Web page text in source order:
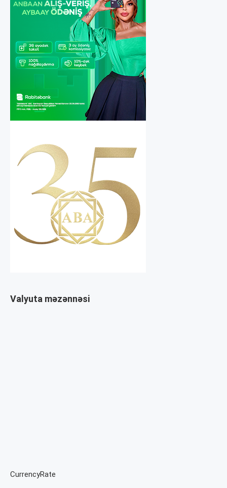
Valyuta məzənnəsi
CurrencyRate